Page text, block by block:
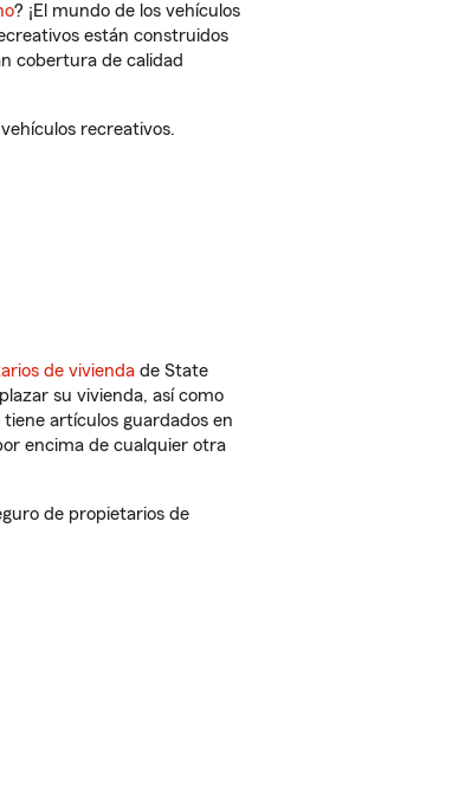
? ¡El mundo de los vehículos
están construidos
cobertura de calidad
recreativos.
de vivienda de State
su vivienda, así como
artículos guardados en
encima de cualquier otra
de propietarios de